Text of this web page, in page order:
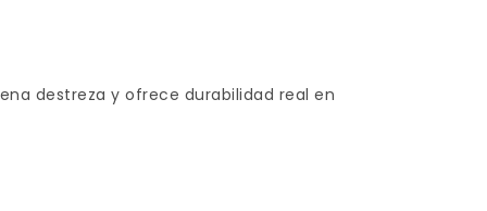
destreza y ofrece durabilidad real en